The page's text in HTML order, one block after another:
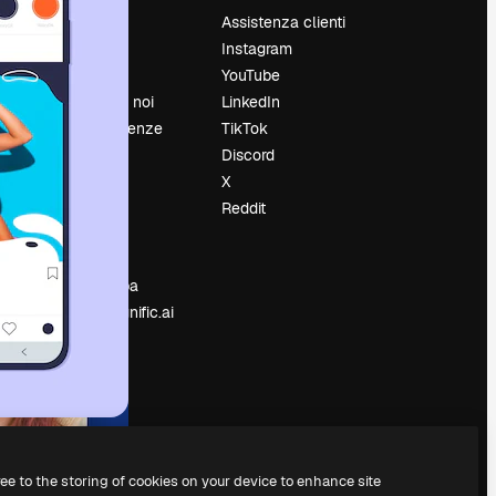
Prezzi
Lavora con noi
Cerca tendenze
Vendi i tuoi
contenuti
Sala stampa
Cerchi magnific.ai
Assistenza clienti
Instagram
YouTube
LinkedIn
TikTok
Discord
X
Reddit
to the storing of cookies on your device to enhance site